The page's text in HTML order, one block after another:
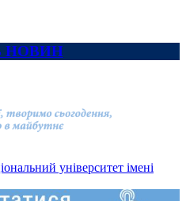
НОВИН
університет імені